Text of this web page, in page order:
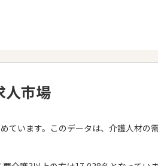
人市場
ています。このデータは、介護人材の